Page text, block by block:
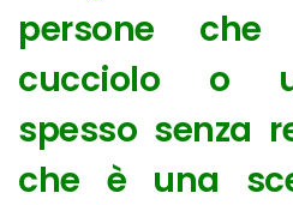
persone
cucciolo o
spesso senza
che è una